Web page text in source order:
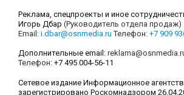
Реклама, спецпроекты и иное
Игорь Дбар (Руководитель отдела продаж)
Email: i.dbar@osnmedia.ru Телефон: +7 909
Дополнительные email:
Телефон: +7 495 004-56-11
Сетевое издание Информационное
зарегистрировано Роскомнадзором